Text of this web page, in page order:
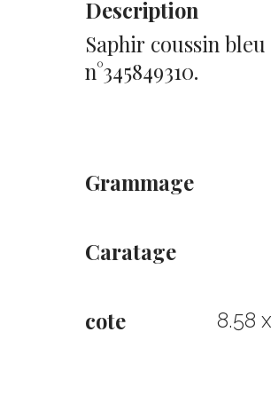
Description
Saphir coussin
n°345849310.
Grammage
Caratage
cote 8.58